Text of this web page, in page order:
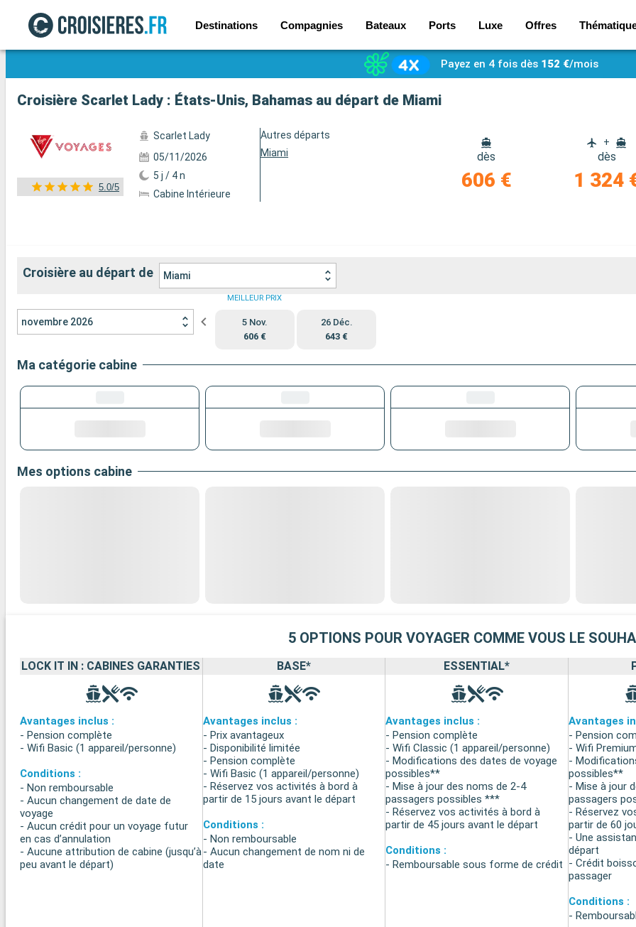
Destinations Compagnies Bateaux Ports Luxe Offres
Voir les 219 autres photos
Payez en 4 fois dès 152 €/mois
Croisière Scarlet Lady : États-Unis, Bahamas au départ de Miami
5.0/5
Scarlet Lady
05/11/2026
5 j / 4 n
Cabine Intérieure
Autres départs
Miami
dès
606 €
+
dès
1 324
Croisière au départ de Miami
novembre 2026
MEILLEUR PRIX
5 Nov.
606 €
26 Déc.
643 €
Ma catégorie cabine
Mes options cabine
5 OPTIONS POUR VOYAGER COMME VOUS LE
LOCK IT IN : CABINES GARANTIES
Avantages inclus :
- Pension complète
- Wifi Basic (1 appareil/personne)
Conditions :
- Non remboursable
- Aucun changement de date de
voyage
- Aucun crédit pour un voyage futur
en cas d’annulation
- Aucune attribution de cabine (jusqu’à
peu avant le départ)
BASE*
Avantages inclus :
- Prix avantageux
- Disponibilité limitée
- Pension complète
- Wifi Basic (1 appareil/personne)
- Réservez vos activités à bord à
partir de 15 jours avant le départ
Conditions :
- Non remboursable
- Aucun changement de nom ni de
date
ESSENTIAL*
Avantages inclus :
- Pension complète
- Wifi Classic (1 appareil/personne)
- Modifications des dates de voyage
possibles**
- Mise à jour des noms de 2-4
passagers possibles ***
- Réservez vos activités à bord à
partir de 45 jours avant le départ
Conditions :
- Remboursable sous forme de crédit
Avantages
- Pension
- Wifi
-
possibles**
- Mise à jour
passagers
- Réservez
partir de 60
- Une
départ
- Crédit
passager
Conditions :
-